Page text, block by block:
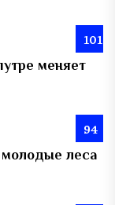
101
меняет
94
леса